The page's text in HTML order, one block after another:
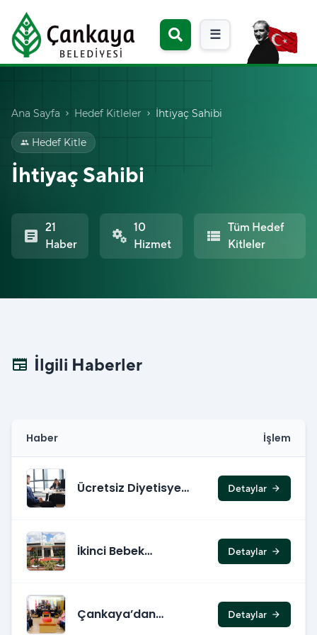
☰
Ana Sayfa chevron_right Hedef Kitleler chevron_right İhtiyaç Sahibi
group Hedef Kitle
İhtiyaç Sahibi
article
21
Haber
miscellaneous_services
10
Hizmet
view_list
Tüm Hedef
Kitleler
newspaper İlgili Haberler
Haber İşlem
Ücretsiz Diyetisyen
Detaylar arrow_forward
İkinci Bebek
Detaylar arrow_forward
Çankaya’dan
Detaylar arrow_forward